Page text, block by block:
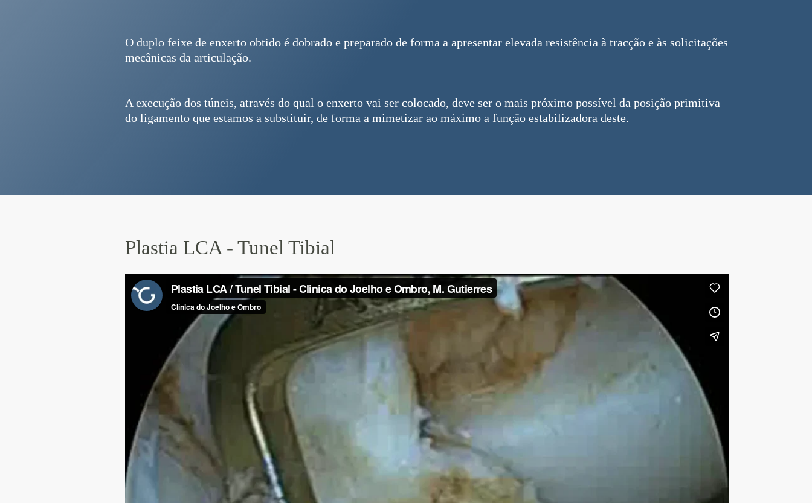
O duplo feixe de enxerto obtido é dobrado e preparado de forma a apresentar elevada resistência à tracção e às solicitações
mecânicas da articulação.
A execução dos túneis, através do qual o enxerto vai ser colocado, deve ser o mais próximo possível da posição primitiva
do ligamento que estamos a substituir, de forma a mimetizar ao máximo a função estabilizadora deste.
Plastia LCA - Tunel Tibial